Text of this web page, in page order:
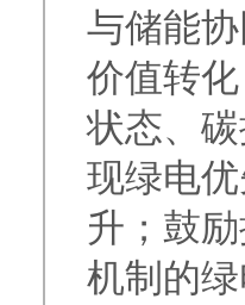
与储能
价值转
状态、
现绿电
升；鼓
机制的